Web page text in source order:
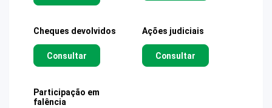
Cheques devolvidos
Consultar
Ações judiciais
Consultar
Participação em
falência